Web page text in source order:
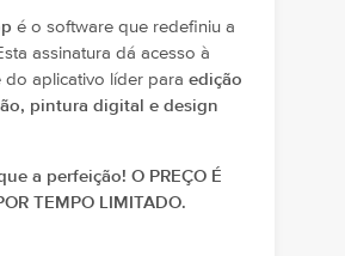
é o software que redefiniu a
assinatura dá acesso à
do aplicativo líder para edição
pintura digital e design
a perfeição! O PREÇO É
TEMPO LIMITADO.